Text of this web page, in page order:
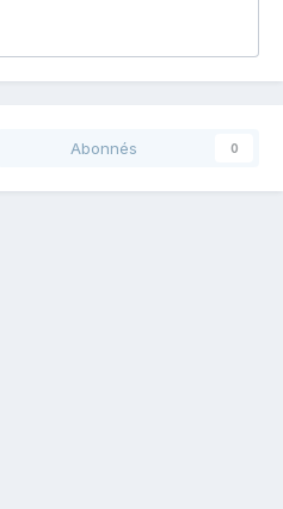
Abonnés 0